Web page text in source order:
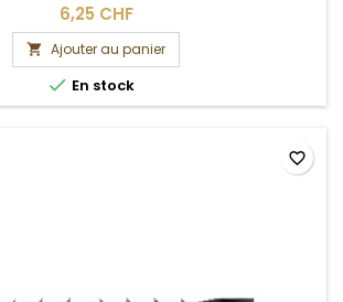
6,25 CHF
 Ajouter au panier
 En stock
favorite_border